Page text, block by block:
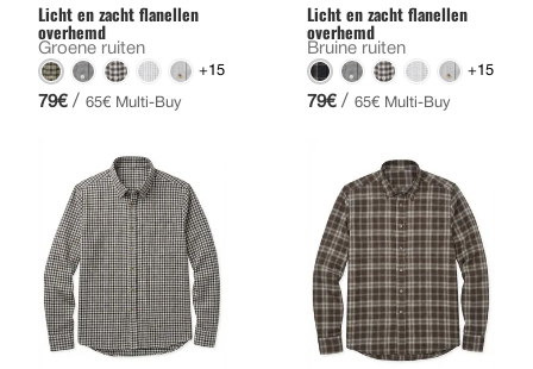
Licht en zacht flanellen
overhemd
Groene ruiten
+15
79€ / 65€ Multi-Buy
Licht en zacht flanellen
overhemd
Bruine ruiten
+15
79€ / 65€ Multi-Buy